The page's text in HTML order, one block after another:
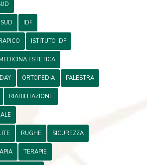
IDF
ISTITUTO IDF
ESTETICA
ORTOPEDIA PALESTRA
RIABILITAZIONE
RUGHE SICUREZZA
TERAPIE